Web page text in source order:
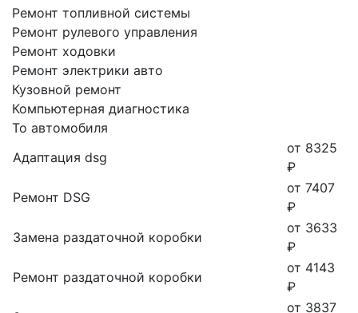
Ремонт топливной системы
Ремонт рулевого управления
Ремонт ходовки
Ремонт электрики авто
Кузовной ремонт
Компьютерная диагностика
То автомобиля
Адаптация dsg
от 8325
₽
Ремонт DSG
от 7407
₽
Замена раздаточной коробки
от 3633
₽
Ремонт раздаточной коробки
от 4143
₽
от 3837